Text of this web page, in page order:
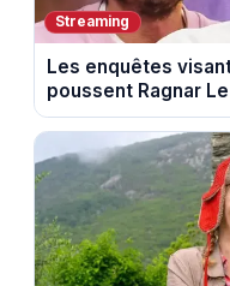
Streaming
Les enquêtes
poussent Ragnar
la tournée Legend